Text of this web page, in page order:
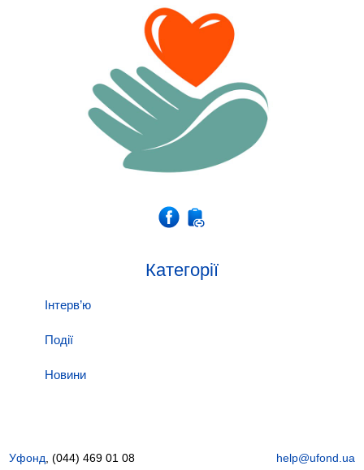
Категорії
Інтерв’ю
Події
Новини
Уфонд , (044) 469 01 08 help@ufond.ua